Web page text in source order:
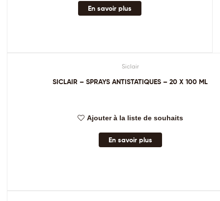
En savoir plus
Siclair
SICLAIR – SPRAYS ANTISTATIQUES – 20 X 100 ML
Ajouter à la liste de souhaits
En savoir plus